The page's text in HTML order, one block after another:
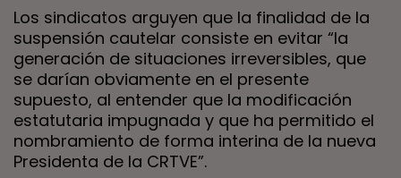
Los sindicatos arguyen que la finalidad de la
suspensión cautelar consiste en evitar “la
generación de situaciones irreversibles, que
se darían obviamente en el presente
supuesto, al entender que la modificación
estatutaria impugnada y que ha permitido el
nombramiento de forma interina de la nueva
Presidenta de la CRTVE”.